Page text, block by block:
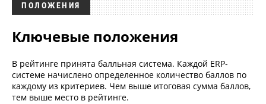
ПОЛОЖЕНИЯ
Ключевые положения
В рейтинге принята балльная система. Каждой ERP-
системе начислено определенное количество баллов по
каждому из критериев. Чем выше итоговая сумма баллов,
тем выше место в рейтинге.